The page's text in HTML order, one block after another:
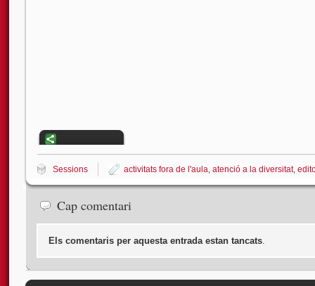
Sessions activitats fora de l'aula, atenció a la diversitat,
Cap comentari
Els comentaris per aquesta entrada estan tancats